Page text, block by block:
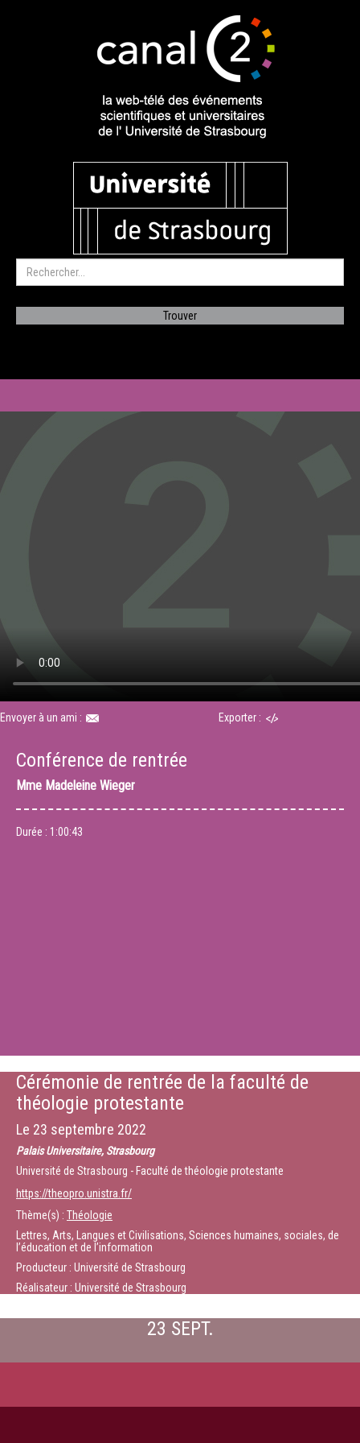
Envoyer à un ami : Exporter :
Conférence de rentrée
Mme Madeleine Wieger
Durée : 1:00:43
Cérémonie de rentrée de la faculté de
théologie protestante
Le 23 septembre 2022
Palais Universitaire, Strasbourg
Université de Strasbourg - Faculté de théologie protestante
https://theopro.unistra.fr/
Thème(s) : Théologie
Lettres, Arts, Langues et Civilisations, Sciences humaines, sociales, de
l’éducation et de l’information
Producteur : Université de Strasbourg
Réalisateur : Université de Strasbourg
23 SEPT.